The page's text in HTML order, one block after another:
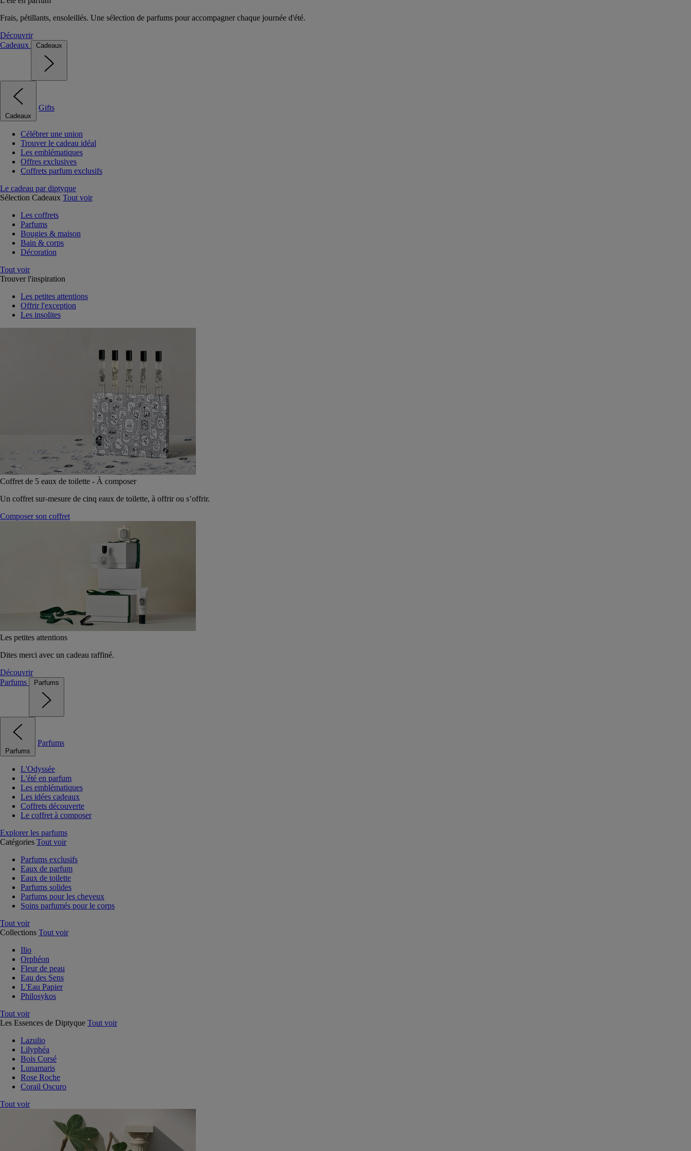
Frais, pétillants, ensoleillés. Une sélection de parfums pour accompagner chaque journée d'été.
Découvrir
Cadeaux
Cadeaux
Cadeaux
Gifts
Célébrer une union
Trouver le cadeau idéal
Les emblématiques
Offres exclusives
Coffrets parfum exclusifs
Le cadeau par diptyque
Sélection Cadeaux Tout voir
Les coffrets
Parfums
Bougies & maison
Bain & corps
Décoration
Tout voir
Trouver l'inspiration
Les petites attentions
Offrir l'exception
Les insolites
Coffret de 5 eaux de toilette - À composer
Un coffret sur-mesure de cinq eaux de toilette, à offrir ou s’offrir.
Composer son coffret
Les petites attentions
Dites merci avec un cadeau raffiné.
Découvrir
Parfums
Parfums
Parfums
Parfums
L'Odyssée
L'été en parfum
Les emblématiques
Les idées cadeaux
Coffrets découverte
Le coffret à composer
Explorer les parfums
Catégories Tout voir
Parfums exclusifs
Eaux de parfum
Eaux de toilette
Parfums solides
Parfums pour les cheveux
Soins parfumés pour le corps
Tout voir
Collections Tout voir
Ilio
Orphéon
Fleur de peau
Eau des Sens
L'Eau Papier
Philosykos
Tout voir
Les Essences de Diptyque Tout voir
Lazulio
Lilyphéa
Bois Corsé
Lunamaris
Rose Roche
Corail Oscuro
Tout voir